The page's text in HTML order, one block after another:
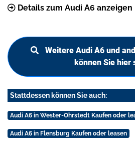
Details zum Audi A6 anzeigen
Weitere Audi A6 und
können Sie hier
Stattdessen können Sie auch:
Audi A6 in Wester-Ohrstedt Kaufen oder
Audi A6 in Flensburg Kaufen oder leasen